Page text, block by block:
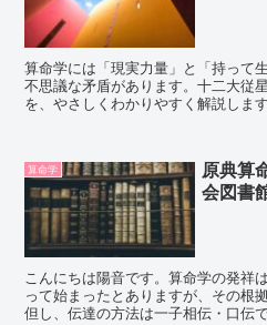
算命学には「現実力量」と「持って
不思議な矛盾があります。十二大従
を、やさしくわかりやすく解説します
算命学
原典算
会図書
こんにちは陽音です。算命学の発祥
って始まったとありますが、その根
但し、伝達の方法は一子相伝・口伝